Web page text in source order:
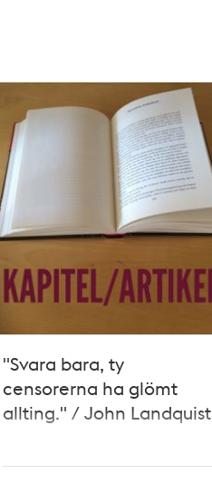
"Svara bara, ty
censorerna ha glömt
allting." / John Landquist